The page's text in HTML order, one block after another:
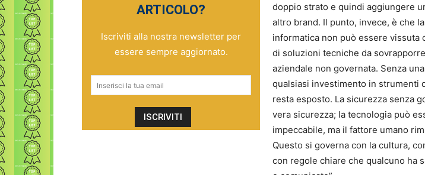
ARTICOLO?
Iscriviti alla nostra newsletter per
essere sempre aggiornato.
doppio strato e quindi aggiungere
altro brand. Il punto, invece, è che
informatica non può essere vissuta
di soluzioni tecniche da
aziendale non governata. Senza
qualsiasi investimento in strumenti
resta esposto. La sicurezza senza
vera sicurezza; la tecnologia può
impeccabile, ma il fattore umano
Questo si governa con la cultura,
con regole chiare che qualcuno ha